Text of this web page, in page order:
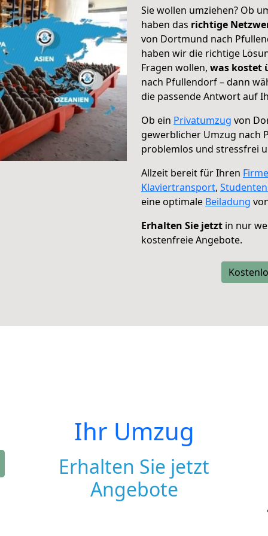
Sie wollen umziehen? Ob
haben das richtige
von Dortmund nach
haben wir die richtige
Fragen wollen, was kostet
nach Pfullendorf – dann
die passende Antwort auf
Ob ein Privatumzug von
gewerblicher Umzug nach
problemlos und stressfrei
Allzeit bereit für Ihren
Klaviertransport,
eine optimale Beiladung
Erhalten Sie jetzt in nur
kostenfreie Angebote.
Ihr Umzug
Erhalten Sie jetzt
Angebote